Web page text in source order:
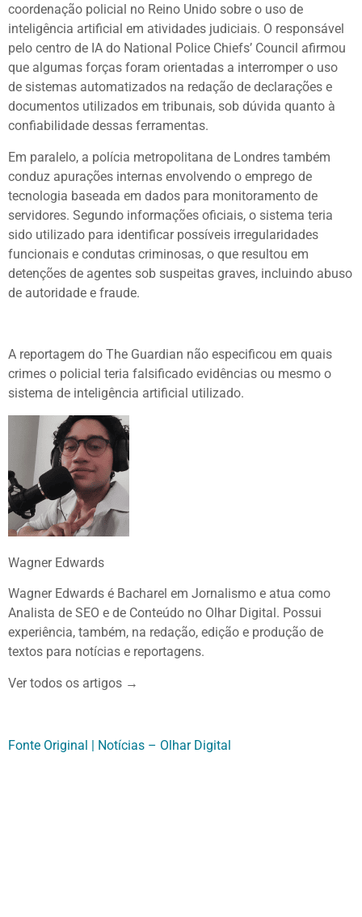
coordenação policial no Reino Unido sobre o uso de
inteligência artificial em atividades judiciais. O responsável
pelo centro de IA do National Police Chiefs’ Council afirmou
que algumas forças foram orientadas a interromper o uso
de sistemas automatizados na redação de declarações e
documentos utilizados em tribunais, sob dúvida quanto à
confiabilidade dessas ferramentas.
Em paralelo, a polícia metropolitana de Londres também
conduz apurações internas envolvendo o emprego de
tecnologia baseada em dados para monitoramento de
servidores. Segundo informações oficiais, o sistema teria
sido utilizado para identificar possíveis irregularidades
funcionais e condutas criminosas, o que resultou em
detenções de agentes sob suspeitas graves, incluindo abuso
de autoridade e fraude.
A reportagem do The Guardian não especificou em quais
crimes o policial teria falsificado evidências ou mesmo o
sistema de inteligência artificial utilizado.
Wagner Edwards
Wagner Edwards é Bacharel em Jornalismo e atua como
Analista de SEO e de Conteúdo no Olhar Digital. Possui
experiência, também, na redação, edição e produção de
textos para notícias e reportagens.
Ver todos os artigos →
Fonte Original | Notícias – Olhar Digital